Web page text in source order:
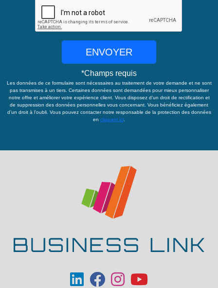
ENVOYER
*Champs requis
Les données de ce formulaire sont nécessaires au traitement de votre demande et ne sont
pas transmises à un tiers. Certaines données sont demandées pour mieux personnaliser
notre offre et améliorer votre expérience client. Vous disposez d’un droit de rectification et
de suppression des données personnelles vous concernant. Vous bénéficiez également
d’un droit à l’oubli. Vous pouvez contacter notre responsable de la protection des données
en cliquant ici.